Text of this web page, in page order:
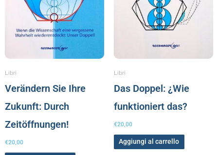
Libri
Verändern Sie Ihre
Zukunft: Durch
Zeitöffnungen!
€20,00
Libri
Das Doppel: ¿Wie
funktioniert das?
€20,00
Aggiungi al carrello